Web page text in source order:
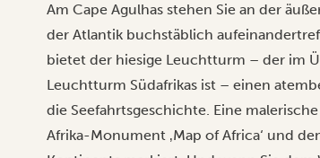
Am Cape Agulhas stehen Sie an der
der Atlantik buchstäblich
bietet der hiesige Leuchtturm – der im
Leuchtturm Südafrikas ist – einen
die Seefahrtsgeschichte. Eine
Afrika-Monument ‚Map of Africa‘ und